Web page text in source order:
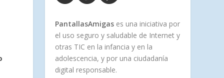
PantallasAmigas es una iniciativa por
el uso seguro y saludable de Internet y
otras TIC en la infancia y en la
adolescencia, y por una ciudadanía
digital responsable.